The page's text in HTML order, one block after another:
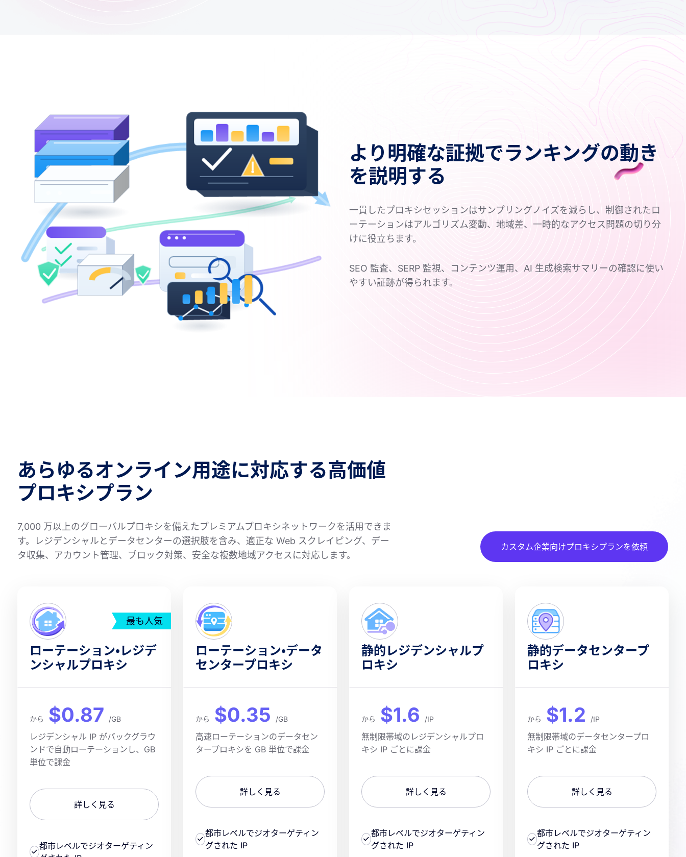
より明確な証拠でランキングの動き
を説明する
一貫したプロキシセッションはサンプリングノイズを減らし、制御されたロ
ーテーションはアルゴリズム変動、地域差、一時的なアクセス問題の切り分
けに役立ちます。
SEO 監査、SERP 監視、コンテンツ運用、AI 生成検索サマリーの確認に使い
やすい証跡が得られます。
あらゆるオンライン用途に対応する高価値
プロキシプラン
7,000 万以上のグローバルプロキシを備えたプレミアムプロキシネットワークを活用できま
す。レジデンシャルとデータセンターの選択肢を含み、適正な Web スクレイピング、デー
タ収集、アカウント管理、ブロック対策、安全な複数地域アクセスに対応します。
カスタム企業向けプロキシプランを依頼
最も人気
ローテーション・レジデ
ンシャルプロキシ
から $0.87 /GB
レジデンシャル IP がバックグラウ
ンドで自動ローテーションし、GB
単位で課金
詳しく見る
都市レベルでジオターゲティン
ローテーション・データ
センタープロキシ
から $0.35 /GB
高速ローテーションのデータセン
タープロキシを GB 単位で課金
詳しく見る
都市レベルでジオターゲティン
グされた IP
静的レジデンシャルプ
ロキシ
から $1.6 /IP
無制限帯域のレジデンシャルプロ
キシ IP ごとに課金
詳しく見る
都市レベルでジオターゲティン
グされた IP
静的データセンタープ
ロキシ
から $1.2 /IP
無制限帯域のデータセンタープロ
キシ IP ごとに課金
詳しく見る
都市レベルでジオターゲティン
グされた IP